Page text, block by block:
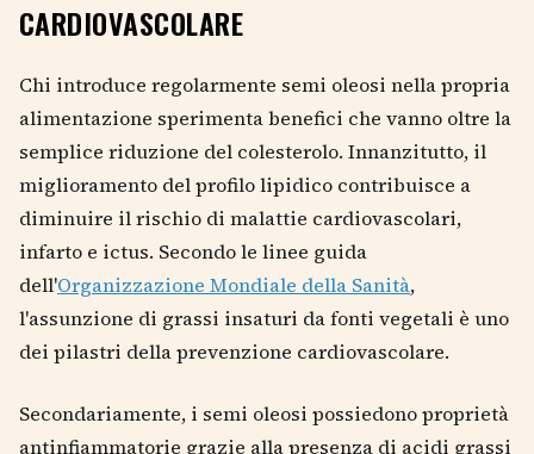
CARDIOVASCOLARE
Chi introduce regolarmente semi oleosi nella propria
alimentazione sperimenta benefici che vanno oltre la
semplice riduzione del colesterolo. Innanzitutto, il
miglioramento del profilo lipidico contribuisce a
diminuire il rischio di malattie cardiovascolari,
infarto e ictus. Secondo le linee guida
dell'Organizzazione Mondiale della Sanità,
l'assunzione di grassi insaturi da fonti vegetali è uno
dei pilastri della prevenzione cardiovascolare.
Secondariamente, i semi oleosi possiedono proprietà
antinfiammatorie grazie alla presenza di acidi grassi